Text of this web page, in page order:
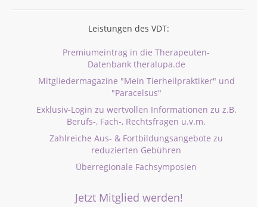
Leistungen des VDT:
Premiumeintrag in die Therapeuten-
Datenbank theralupa.de
Mitgliedermagazine "Mein Tierheilpraktiker" und
"Paracelsus"
Exklusiv-Login zu wertvollen Informationen zu z.B.
Berufs-, Fach-, Rechtsfragen u.v.m.
Zahlreiche Aus- & Fortbildungsangebote zu
reduzierten Gebühren
Überregionale Fachsymposien
Jetzt Mitglied werden!